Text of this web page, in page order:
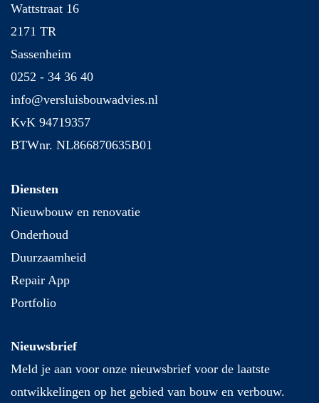
Wattstraat 16
2171 TR
Sassenheim
0252 - 34 36 40
info@versluisbouwadvies.nl
KvK 94719357
BTWnr. NL866870635B01
Diensten
Nieuwbouw en renovatie
Onderhoud
Duurzaamheid
Repair App
Portfolio
Nieuwsbrief
Meld je aan voor onze nieuwsbrief voor de laatste
ontwikkelingen op het gebied van bouw en verbouw.